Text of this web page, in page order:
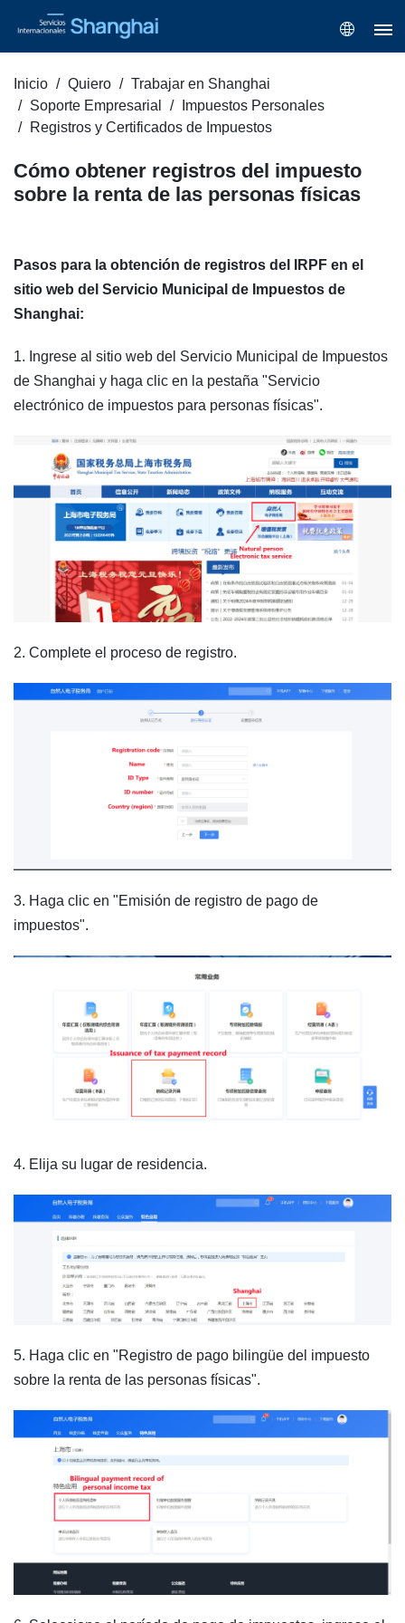
Inicio Quiero
Trabajar en Shanghai
Soporte Empresarial
Impuestos Personales
Registros y Certificados de Impuestos
Cómo obtener registros del impuesto
sobre la renta de las personas físicas
Pasos para la obtención de registros del IRPF en el
sitio web del Servicio Municipal de Impuestos de
Shanghai:
1. Ingrese al sitio web del Servicio Municipal de Impuestos
de Shanghai y haga clic en la pestaña "Servicio
electrónico de impuestos para personas físicas".
2. Complete el proceso de registro.
3. Haga clic en "Emisión de registro de pago de
impuestos".
4. Elija su lugar de residencia.
5. Haga clic en "Registro de pago bilingüe del impuesto
sobre la renta de las personas físicas".